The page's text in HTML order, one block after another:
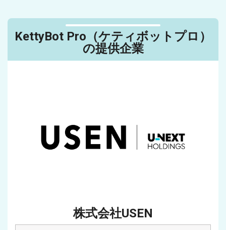
KettyBot Pro（ケティボットプロ）
の提供企業
株式会社USEN